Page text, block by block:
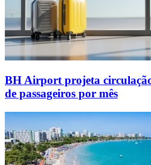
BH Airport projeta
de passageiros por mês